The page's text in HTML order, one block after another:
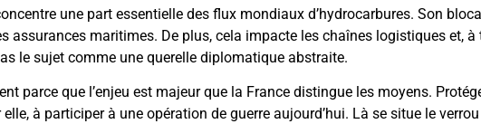
une part essentielle des flux mondiaux d’hydrocarbures. Son
assurances maritimes. De plus, cela impacte les chaînes logistiques et,
le sujet comme une querelle diplomatique abstraite.
parce que l’enjeu est majeur que la France distingue les moyens.
elle, à participer à une opération de guerre aujourd’hui. Là se situe le